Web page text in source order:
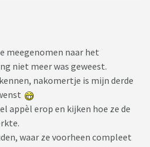
meegenomen naar het
niet meer was geweest.
nakomertje is mijn derde
appèl erop en kijken hoe ze de
waar ze voorheen compleet